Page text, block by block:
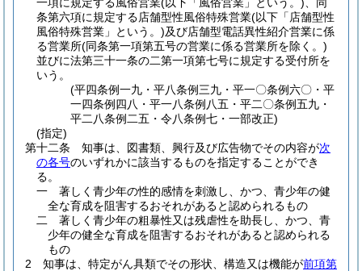
条第六項に規定する店舗型性風俗特殊営業(以下「店舗型性
風俗特殊営業」という。)及び店舗型電話異性紹介営業に係
る営業所(同条第一項第五号の営業に係る営業所を除く。)
並びに法第三十一条の二第一項第七号に規定する受付所を
いう。
(平四条例一九・平八条例三九・平一〇条例六〇・平
一四条例四八・平一八条例八五・平二〇条例五九・
平二八条例二五・令八条例七・一部改正)
(指定)
第十二条
知事は、図書類、興行及び広告物でその内容が次
の各号のいずれかに該当するものを指定することができ
る。
一
著しく青少年の性的感情を刺激し、かつ、青少年の健
全な育成を阻害するおそれがあると認められるもの
二
著しく青少年の粗暴性又は残虐性を助長し、かつ、青
少年の健全な育成を阻害するおそれがあると認められる
もの
2
知事は、特定がん具類でその形状、構造又は機能が前項第